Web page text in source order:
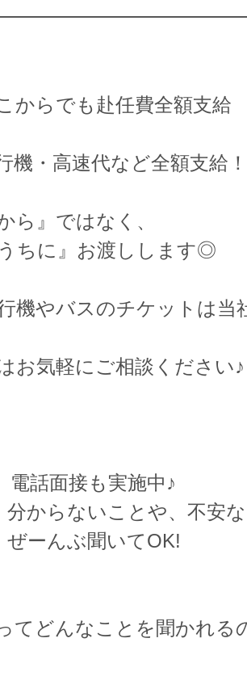
からでも赴任費全額支
機・高速代など全額支給
ら』ではなく、
うちに』お渡しします◎
機やバスのチケットは
お気軽にご相談ください♪
話面接も実施中♪
らないことや、不安な
ーんぶ聞いてOK!
てどんなことを聞かれる